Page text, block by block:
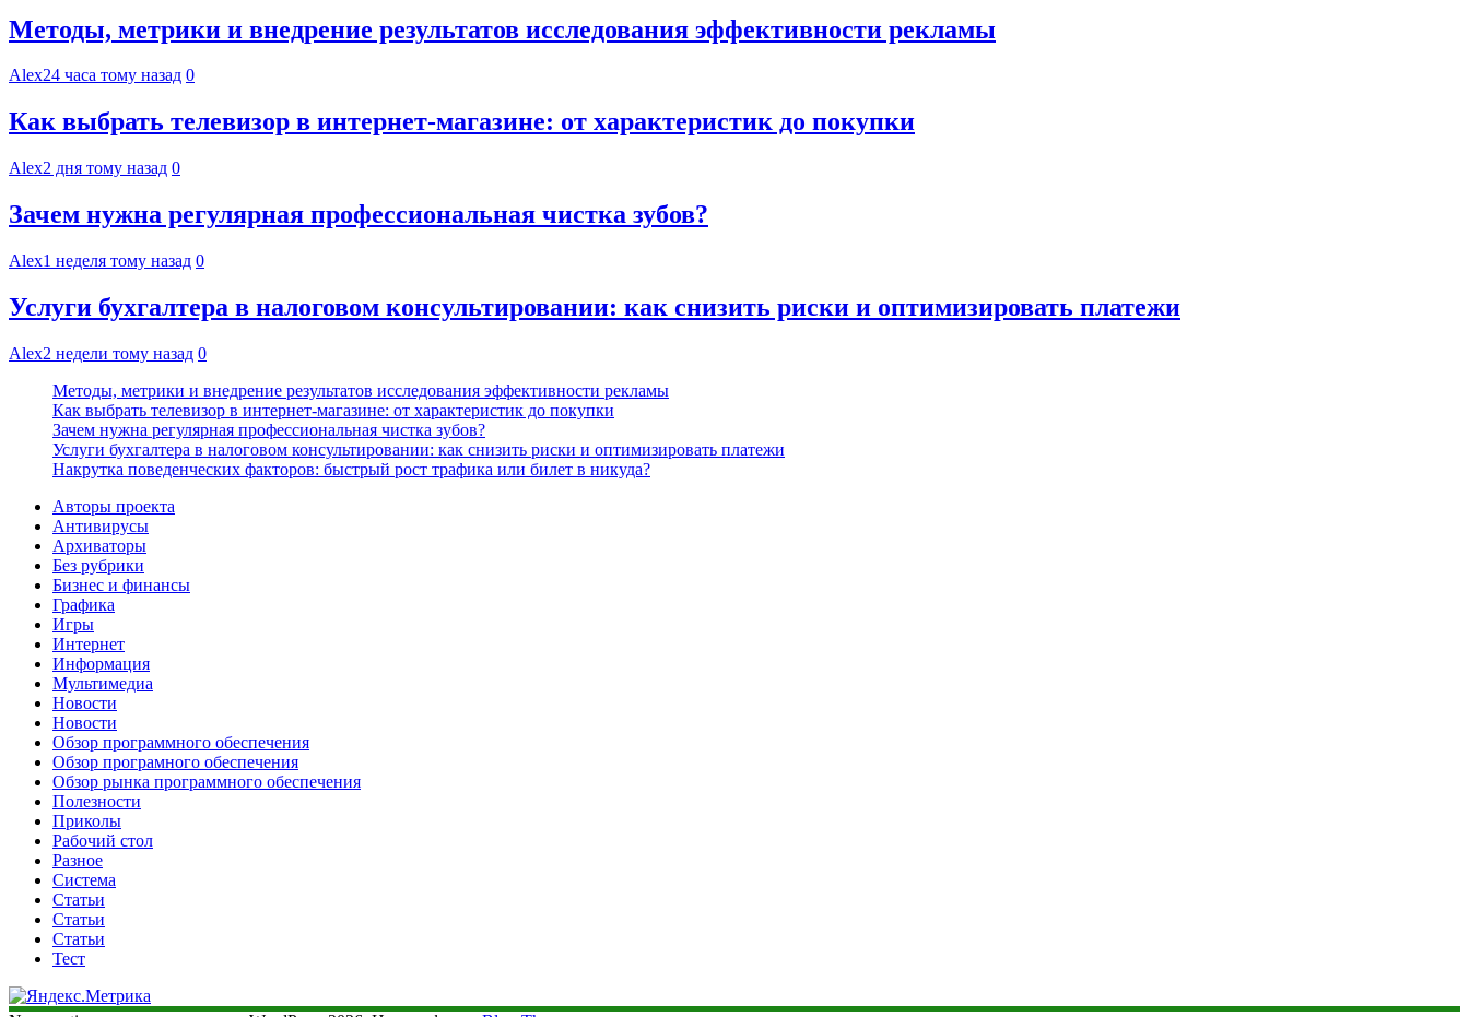
Методы, метрики и внедрение результатов исследования эффективности рекламы
Alex24 часа тому назад 0
Как выбрать телевизор в интернет-магазине: от характеристик до покупки
Alex2 дня тому назад 0
Зачем нужна регулярная профессиональная чистка зубов?
Alex1 неделя тому назад 0
Услуги бухгалтера в налоговом консультировании: как снизить риски и оптимизировать платежи
Alex2 недели тому назад 0
Методы, метрики и внедрение результатов исследования эффективности рекламы
Как выбрать телевизор в интернет-магазине: от характеристик до покупки
Зачем нужна регулярная профессиональная чистка зубов?
Услуги бухгалтера в налоговом консультировании: как снизить риски и оптимизировать платежи
Накрутка поведенческих факторов: быстрый рост трафика или билет в никуда?
Авторы проекта
Антивирусы
Архиваторы
Без рубрики
Бизнес и финансы
Графика
Игры
Интернет
Информация
Мультимедиа
Новости
Новости
Обзор программного обеспечения
Обзор програмного обеспечения
Обзор рынка программного обеспечения
Полезности
Приколы
Рабочий стол
Разное
Система
Статьи
Статьи
Статьи
Тест